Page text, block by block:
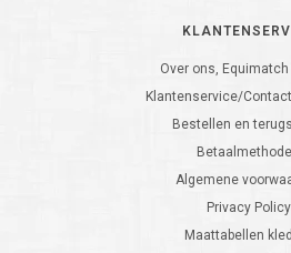
Over ons, Equimatch
Klantenservice/
Bestellen en
Algemene
Privacy Policy
Maattabellen